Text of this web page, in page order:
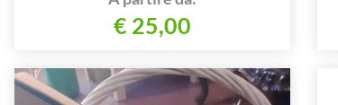
€ 25,00